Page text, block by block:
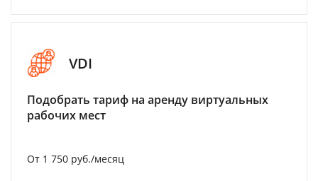
VDI
Подобрать тариф на аренду виртуальных
рабочих мест
От 1 750 руб./месяц